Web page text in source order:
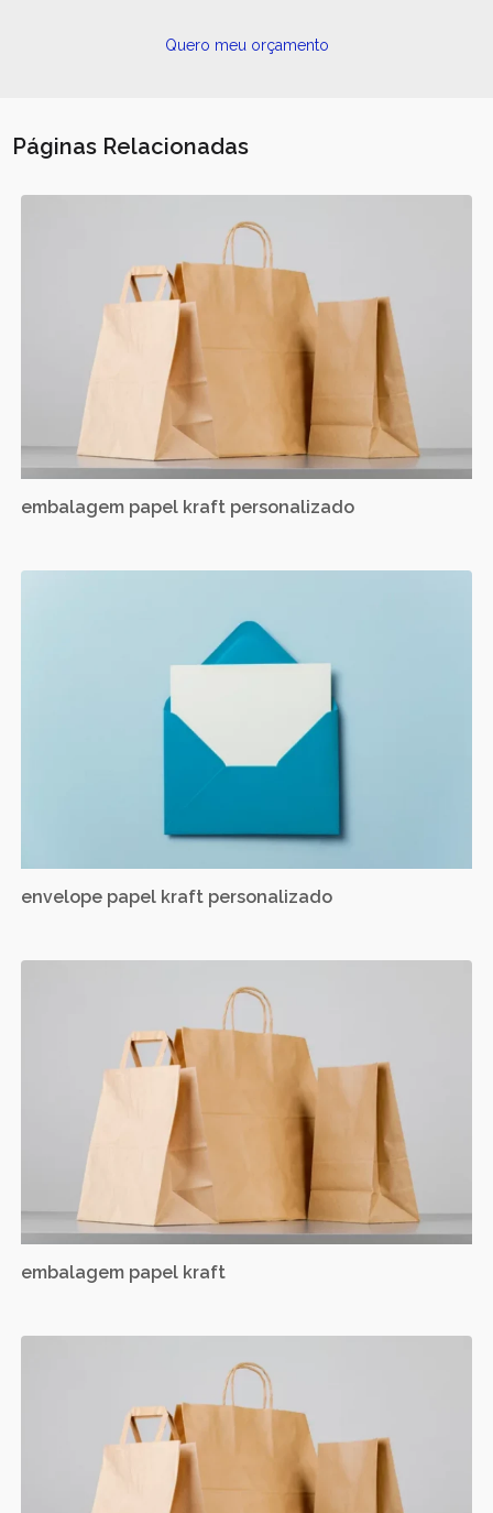
Quero meu orçamento
Páginas Relacionadas
embalagem papel kraft personalizado
envelope papel kraft personalizado
embalagem papel kraft